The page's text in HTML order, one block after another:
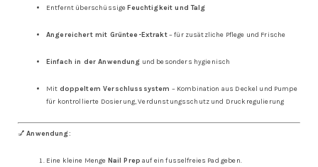
Entfernt überschüssigeFeuchtigkeit und Talg
Angereichert mit Grüntee-Extrakt– für zusätzliche Pflege und Frische
Einfach in der Anwendung und besonders hygienisch
Mit doppeltem Verschlusssystem – Kombination aus Deckel und Pumpe
für kontrollierte Dosierung, Verdunstungsschutz und Druckregulierung
💅Anwendung:
Eine kleine Menge Nail Prep auf ein fusselfreies Pad geben.